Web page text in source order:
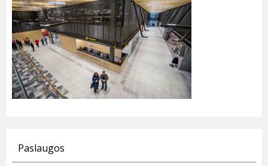
Paslaugos